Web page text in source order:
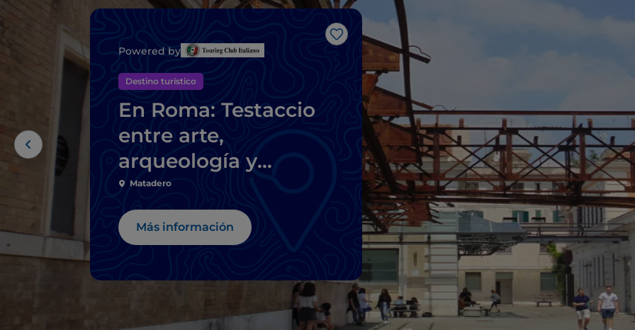
Me gusta
Powered by
Destino turístico
En Roma: Testaccio
entre arte,
arqueología y
comida callejera
romana
Matadero
Más información